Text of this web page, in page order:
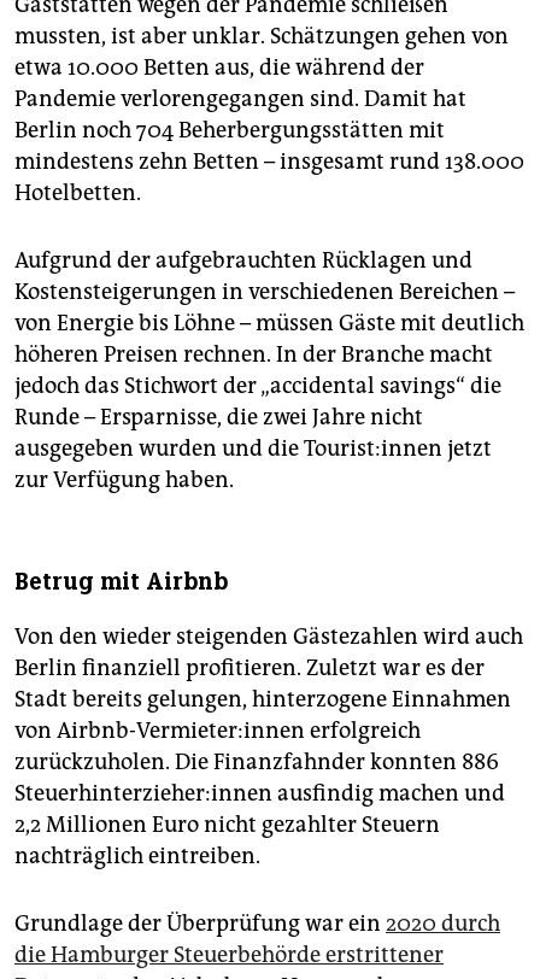
mussten, ist aber unklar. Schätzungen gehen von
etwa 10.000 Betten aus, die während der
Pandemie verlorengegangen sind. Damit hat
Berlin noch 704 Beherbergungsstätten mit
mindestens zehn Betten – insgesamt rund 138.000
Hotelbetten.
Aufgrund der aufgebrauchten Rücklagen und
Kostensteigerungen in verschiedenen Bereichen –
von Energie bis Löhne – müssen Gäste mit deutlich
höheren Preisen rechnen. In der Branche macht
jedoch das Stichwort der „accidental savings“ die
Runde – Ersparnisse, die zwei Jahre nicht
ausgegeben wurden und die Tou­ris­t:in­nen jetzt
zur Verfügung haben.
Betrug mit Airbnb
Von den wieder steigenden Gästezahlen wird auch
Berlin finanziell profitieren. Zuletzt war es der
Stadt bereits gelungen, hinterzogene Einnahmen
von Airbnb-Vermieter:innen erfolgreich
zurückzuholen. Die Finanzfahnder konnten 886
Steu­er­hin­ter­zie­he­r:in­nen ausfindig machen und
2,2 Millionen Euro nicht gezahlter Steuern
nachträglich eintreiben.
Grundlage der Überprüfung war ein 2020 durch
die Hamburger Steuerbehörde erstrittener